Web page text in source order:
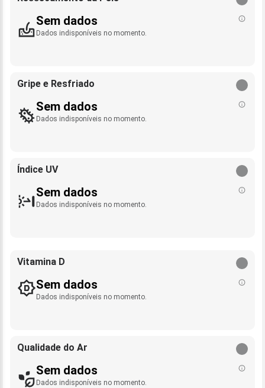
Sem dados
Dados indisponíveis no momento.
Gripe e Resfriado
Sem dados
Dados indisponíveis no momento.
Índice UV
Sem dados
Dados indisponíveis no momento.
Vitamina D
Sem dados
Dados indisponíveis no momento.
Qualidade do Ar
Sem dados
Dados indisponíveis no momento.